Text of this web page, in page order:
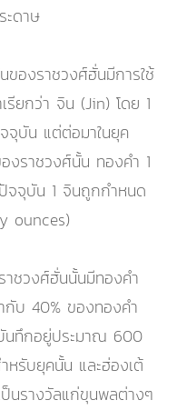
ะดาษ
ของราชวงศ์ฮั่นมีการใช้
รียกว่า จิน (Jin) โดย 1
จุบัน แต่ต่อมาในยุค
งราชวงศ์นั้น ทองคำ 1
จจุบัน 1 จินถูกกำหนด
ounces)
าชวงศ์ฮั่นนั้นมีทองคำ
บ 40% ของทองคำ
นทึกอยู่ประมาณ 600
หรับยุคนั้น และฮ่องเต้
นรางวัลแก่ขุนพลต่างๆ